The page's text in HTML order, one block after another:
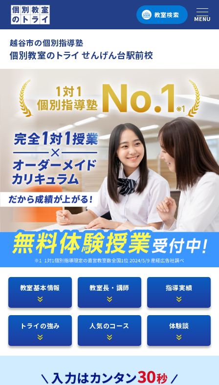
教室検索
メニュー
MENU
越谷市の個別指導塾
個別教室のトライ せんげん台駅前校
教室基本情報 教室長・講師 指導実績
トライの強み 人気のコース 体験談